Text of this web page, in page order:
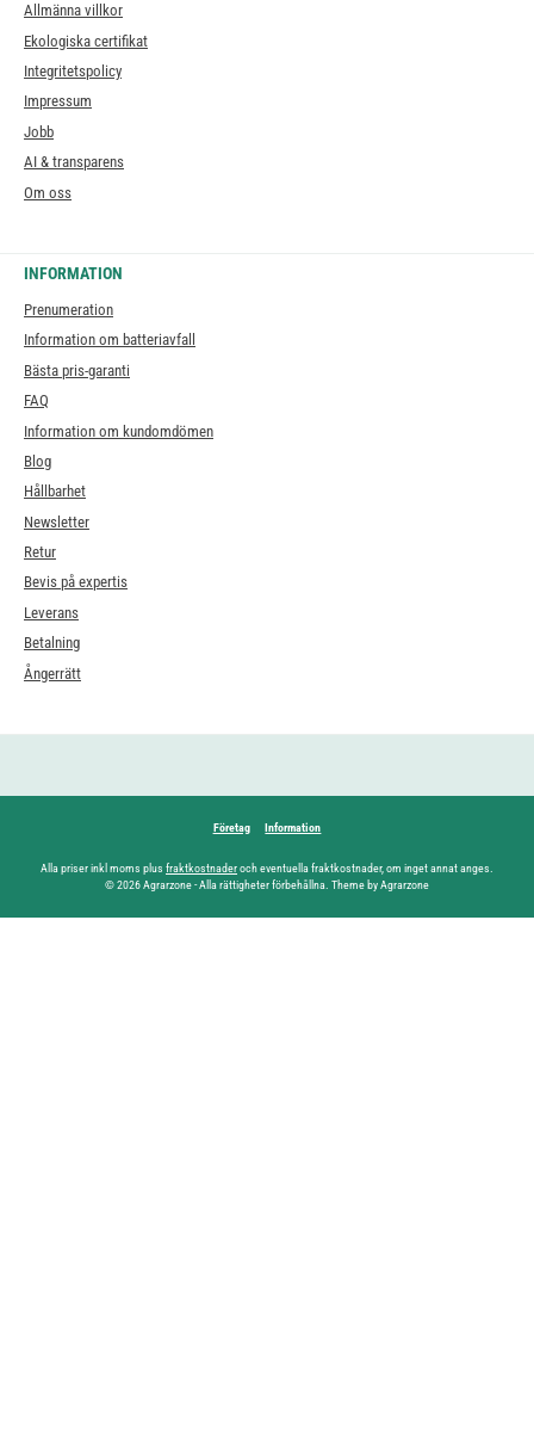
Allmänna villkor
Ekologiska certifikat
Integritetspolicy
Impressum
Jobb
AI & transparens
Om oss
INFORMATION
Prenumeration
Information om batteriavfall
Bästa pris-garanti
FAQ
Information om kundomdömen
Blog
Hållbarhet
Newsletter
Retur
Bevis på expertis
Leverans
Betalning
Ångerrätt
Företag Information
Alla priser inkl moms plus fraktkostnaderoch eventuella fraktkostnader, om inget annat anges.
© 2026 Agrarzone - Alla rättigheter förbehållna. Theme by Agrarzone